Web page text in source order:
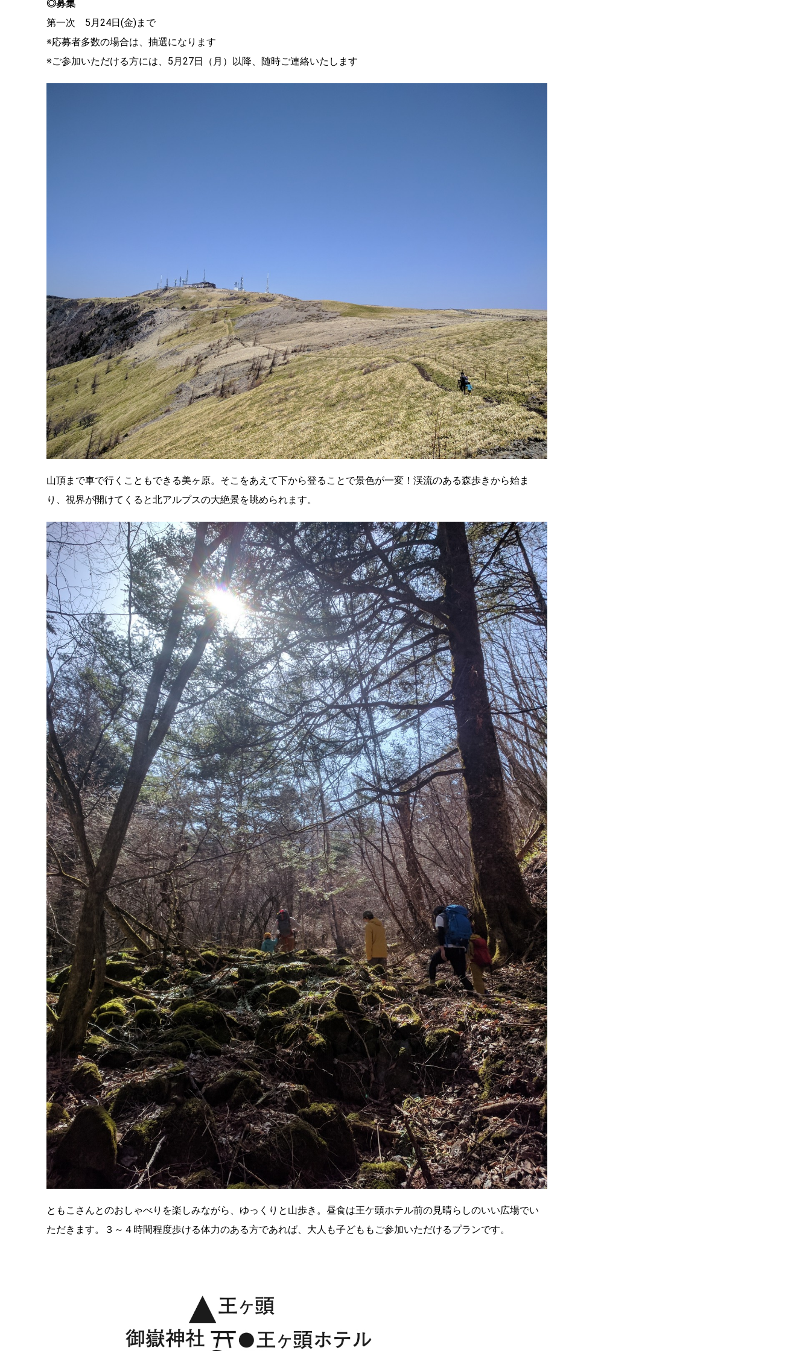
◎募集
第一次 5月24日(金)まで
※応募者多数の場合は、抽選になります
※ご参加いただける方には、5月27日（月）以降、随時ご連絡いたします
山頂まで車で行くこともできる美ヶ原。そこをあえて下から登ることで景色が一変！渓流のある森歩きから始ま
り、視界が開けてくると北アルプスの大絶景を眺められます。
ともこさんとのおしゃべりを楽しみながら、ゆっくりと山歩き。昼食は王ケ頭ホテル前の見晴らしのいい広場でい
ただきます。３～４時間程度歩ける体力のある方であれば、大人も子どももご参加いただけるプランです。